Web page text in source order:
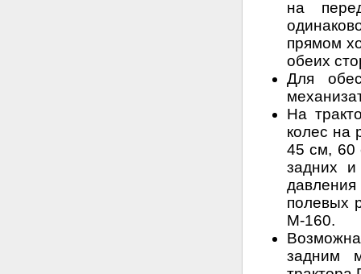
на
прямом
обеих
Для
На
колес на
45 см, 60
задних и
полевых
М-160.
задним